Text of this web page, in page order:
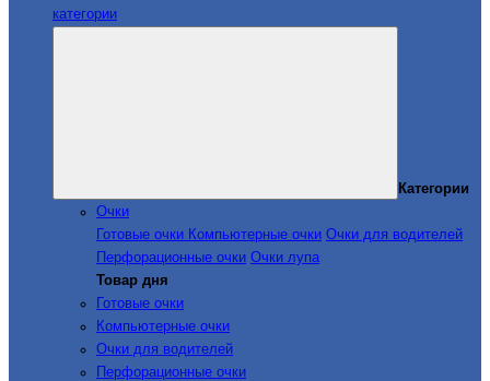
категории
Категории
Очки
Готовые очки Компьютерные очки Очки для водителей
Перфорационные очки Очки лупа
Товар дня
Готовые очки
Компьютерные очки
Очки для водителей
Перфорационные очки